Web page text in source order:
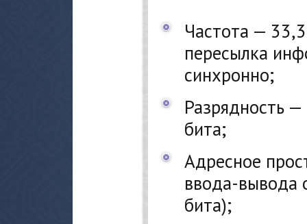
Частота —
пересылка
синхронно;
Разрядность
бита;
Адресное
ввода-вывода
бита);